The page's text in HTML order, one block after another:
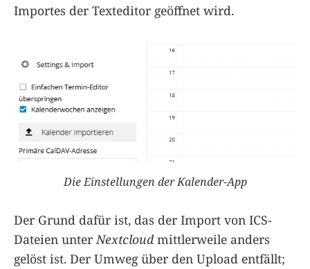
Importes der Texteditor geöffnet wird.
Die Einstellungen der Kalender-App
Der Grund dafür ist, das der Import von ICS-
Dateien unterNextcloud mittlerweile anders
gelöst ist. Der Umweg über den Upload entfällt;